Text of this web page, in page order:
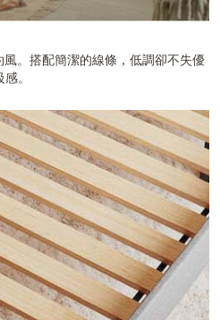
。搭配簡潔的線條，低調卻不失優
。